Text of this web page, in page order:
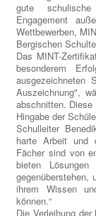
gute
Engagement
Wettbewerben,
Bergischen
Das MINT-
besonderem
ausgezeichneten
Auszeichnung",
abschnitten. Diese
Hingabe der
Schulleiter
harte Arbeit und
Fächer sind von
bieten
ihrem Wissen
können.“
Die Verleihung